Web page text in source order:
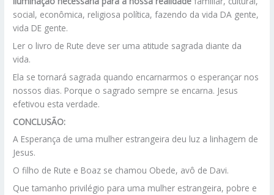
social, econômica, religiosa política, fazendo da vida DA gente,
vida DE gente.
Ler o livro de Rute deve ser uma atitude sagrada diante da
vida.
Ela se tornará sagrada quando encarnarmos o esperançar nos
nossos dias. Porque o sagrado sempre se encarna. Jesus
efetivou esta verdade.
CONCLUSÃO:
A Esperança de uma mulher estrangeira deu luz a linhagem de
Jesus.
O filho de Rute e Boaz se chamou Obede, avô de Davi.
Que tamanho privilégio para uma mulher estrangeira, pobre e